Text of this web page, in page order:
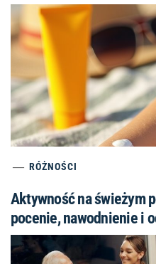
RÓŻNOŚCI
Aktywność na świeżym
pocenie, nawodnienie i